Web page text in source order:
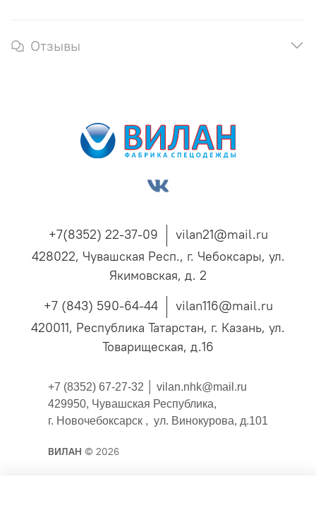
Отзывы
+7(8352) 22-37-09
vilan21@mail.ru
428022, Чувашская Респ., г. Чебоксары, ул.
Якимовская, д. 2
+7 (843) 590-64-44
vilan116@mail.ru
420011, Республика Татарстан, г. Казань, ул.
Товарищеская, д.16
+7 (8352) 67-27-32 │ vilan.nhk@mail.ru
429950, Чувашская Республика,
г. Новочебоксарск , ул. Винокурова, д.101
ВИЛАН © 2026